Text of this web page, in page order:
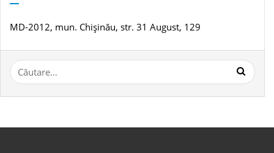
MD-2012, mun. Chișinău, str. 31 August, 129
Caută
după: